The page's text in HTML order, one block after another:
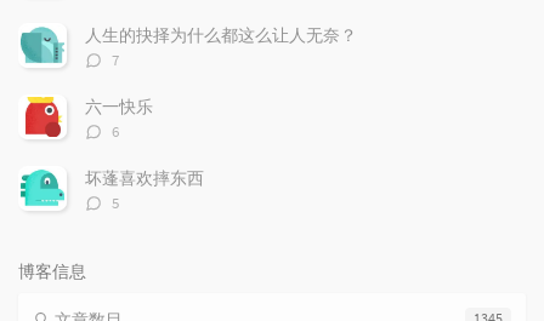
数：
人生的抉择为什么都这么让人无奈？
评
数：
7
六一快乐
评
数：
6
坏蓬喜欢摔东西
评
5
博客信息